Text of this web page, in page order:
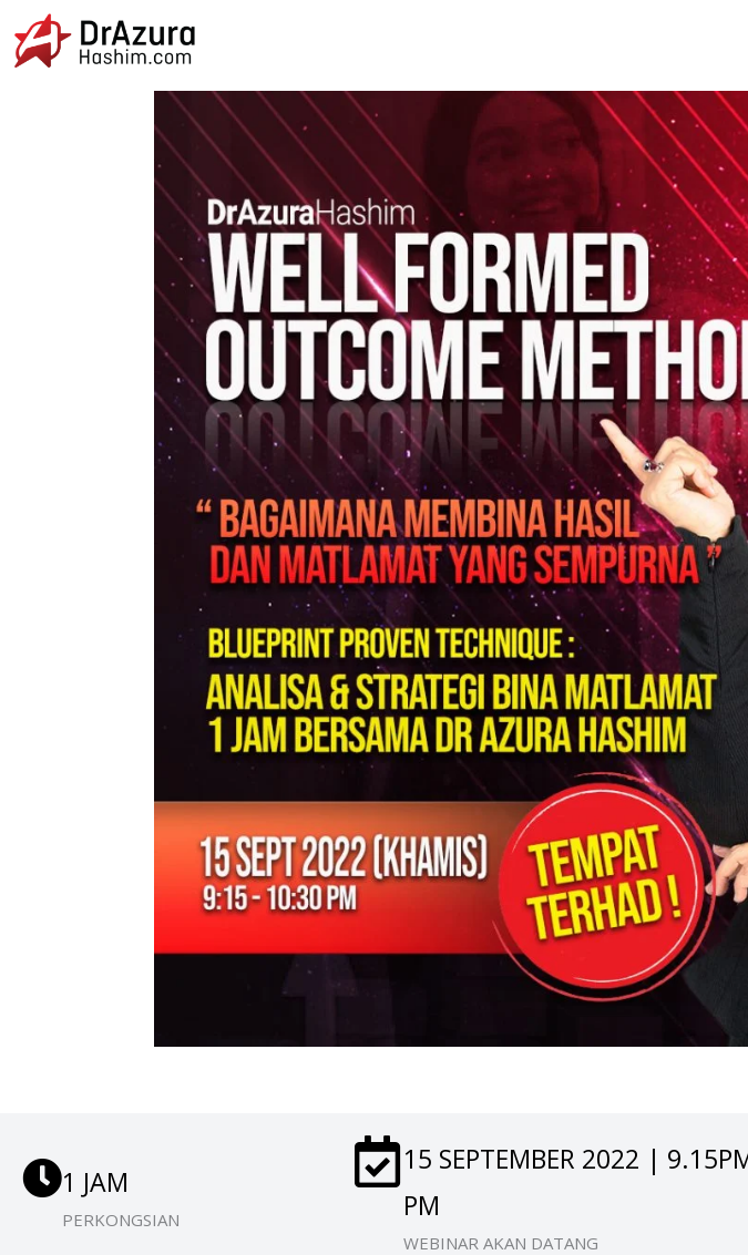
1 JAM
PERKONGSIAN
15 SEPTEMBER 2022 |
PM
WEBINAR AKAN DATANG